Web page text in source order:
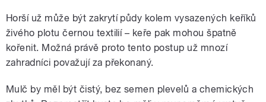
Horší už může být zakrytí půdy kolem vysazených keříků
živého plotu černou textilií – keře pak mohou špatně
kořenit. Možná právě proto tento postup už mnozí
zahradníci považují za překonaný.
Mulč by měl být čistý, bez semen plevelů a chemických